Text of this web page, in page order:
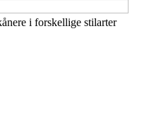
i forskellige stilarter